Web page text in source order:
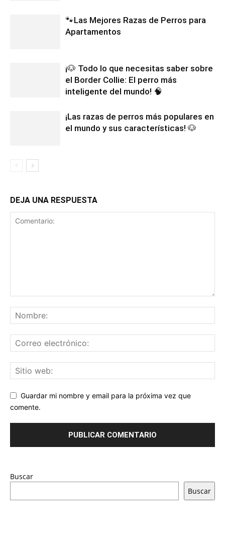
🐾Las Mejores Razas de Perros para
Apartamentos
¡🐶 Todo lo que necesitas saber sobre
el Border Collie: El perro más
inteligente del mundo! 🧠
¡Las razas de perros más populares en
el mundo y sus características! 🐶
DEJA UNA RESPUESTA
Guardar mi nombre y email para la próxima vez que
comente.
Buscar
Buscar